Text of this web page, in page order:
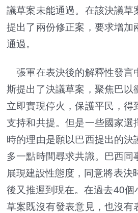
議草案未能通過。在該決議草
提出了兩份修正案，要求增加
通過。
張軍在表決後的解釋性發言
斯提出了決議草案，聚焦巴以
立即實現停火，保護平民，得
支持和共提。但是一些國家選
時的理由是願以巴西提出的決
多一點時間尋求共識。巴西同
展現建設性態度，同意將表決
後又推遲到現在。在過去40個
草案既沒有發表意見，也沒有